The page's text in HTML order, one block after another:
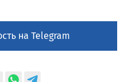
на Telegram